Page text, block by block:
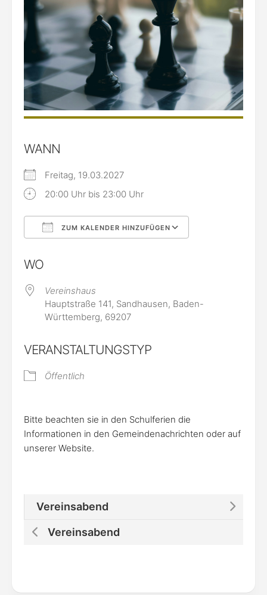
WANN
Freitag, 19.03.2027
20:00 Uhr bis 23:00 Uhr
ZUM KALENDER HINZUFÜGEN
WO
Vereinshaus
Hauptstraße 141, Sandhausen, Baden-
Württemberg, 69207
VERANSTALTUNGSTYP
Öffentlich
Bitte beachten sie in den Schulferien die
Informationen in den Gemeindenachrichten oder auf
unserer Website.
Vereinsabend
Vereinsabend